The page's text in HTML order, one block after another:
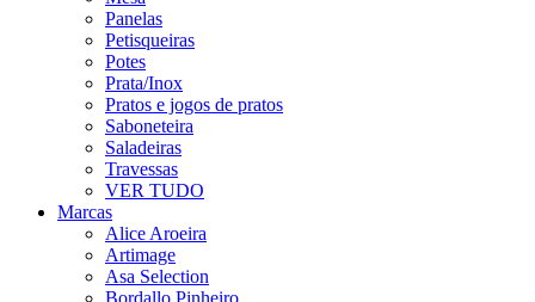
Panelas
Petisqueiras
Potes
Prata/Inox
Pratos e jogos de pratos
Saboneteira
Saladeiras
Travessas
VER TUDO
Marcas
Alice Aroeira
Artimage
Asa Selection
Bordallo Pinheiro